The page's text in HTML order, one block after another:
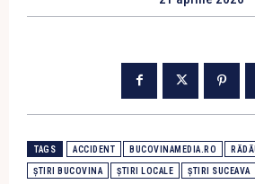
TAGS ACCIDENT BUCOVINAMEDIA.RO
ȘTIRI BUCOVINA ȘTIRI LOCALE ȘTIRI SUCEAVA